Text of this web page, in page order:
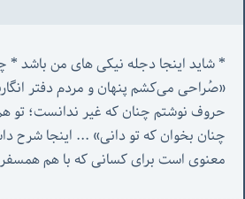
«صُراحی می‌کشم پنهان‌ و مردم‌ دفتر انگارند»... «
چنان بخوان که تو دانی» ...
معنوی است برای کسانی که با هم